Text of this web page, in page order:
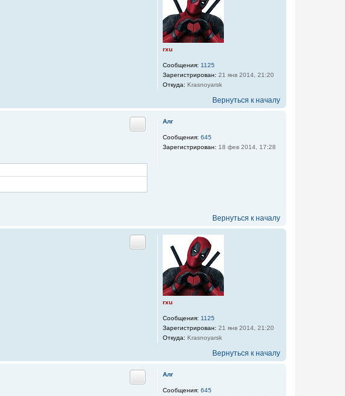
rxu
Сообщения: 1125
Зарегистрирован: 21 янв 2014, 21:20
Откуда: Krasnoyarsk
Вернуться к началу
Алг
Сообщения: 645
Зарегистрирован: 18 фев 2014, 17:28
Цитата
Вернуться к началу
rxu
Сообщения: 1125
Зарегистрирован: 21 янв 2014, 21:20
Откуда: Krasnoyarsk
Цитата
Вернуться к началу
Алг
Сообщения: 645
Цитата